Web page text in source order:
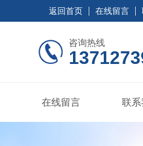
返回首页 在线留言
咨询热线
在线留言 联系